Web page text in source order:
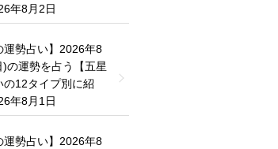
年8月2日
運勢占い】2026年8
)の運勢を占う【五星
の12タイプ別に紹
年8月1日
運勢占い】2026年8